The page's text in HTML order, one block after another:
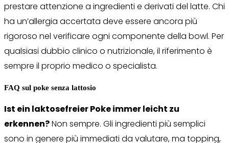
prestare attenzione a ingredienti e derivati del latte. Chi
ha un’allergia accertata deve essere ancora più
rigoroso nel verificare ogni componente della bowl. Per
qualsiasi dubbio clinico o nutrizionale, il riferimento è
sempre il proprio medico o specialista.
FAQ sul poke senza lattosio
Ist ein laktosefreier Poke immer leicht zu
erkennen?Non sempre. Gli ingredienti più semplici
sono in genere più immediati da valutare, ma topping,